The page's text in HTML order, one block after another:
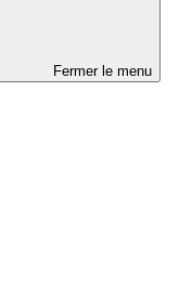
Fermer le menu